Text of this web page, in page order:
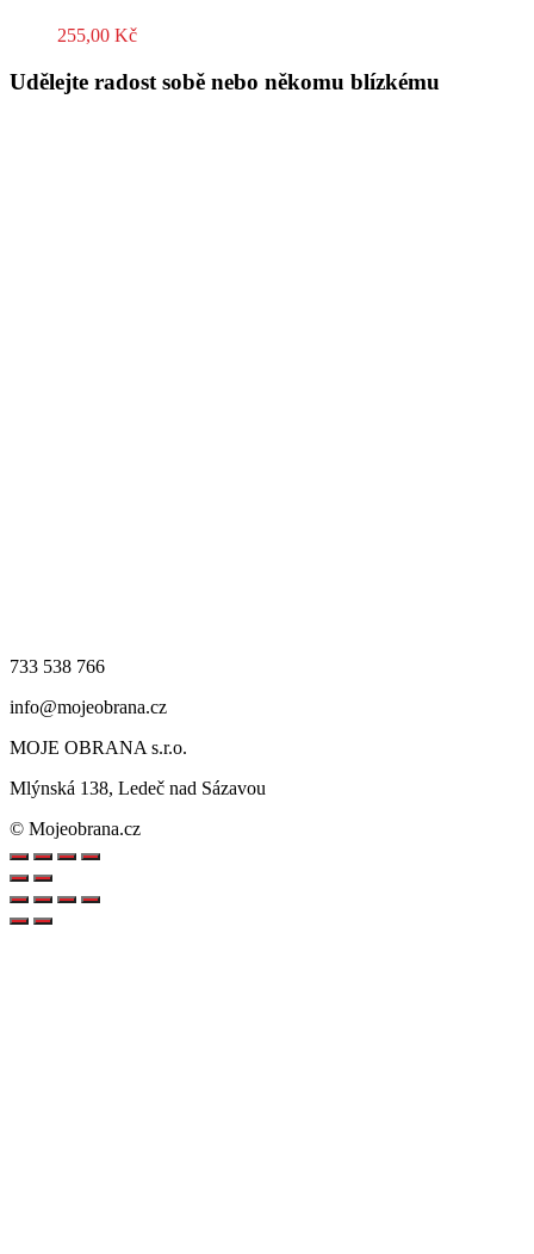
255,00 Kč
Udělejte radost sobě nebo někomu blízkému
733 538 766
info@mojeobrana.cz
MOJE OBRANA s.r.o.
Mlýnská 138, Ledeč nad Sázavou
© Mojeobrana.cz